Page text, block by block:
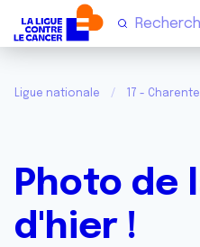
Ligue nationale 17 -
Photo de
d'hier !